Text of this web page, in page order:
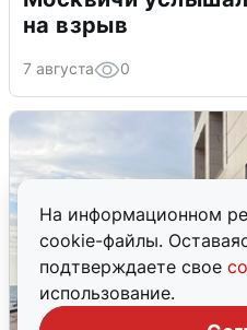
На информационном
cookie-файлы.
подтверждаете свое
использование.
на взрыв
7 августа 0